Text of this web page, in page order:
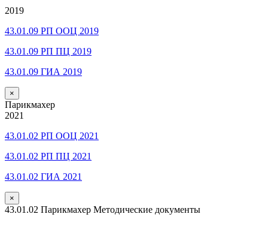
2019
43.01.09 РП ООЦ 2019
43.01.09 РП ПЦ 2019
43.01.09 ГИА 2019
×
Парикмахер
2021
43.01.02 РП ООЦ 2021
43.01.02 РП ПЦ 2021
43.01.02 ГИА 2021
×
43.01.02 Парикмахер Методические документы